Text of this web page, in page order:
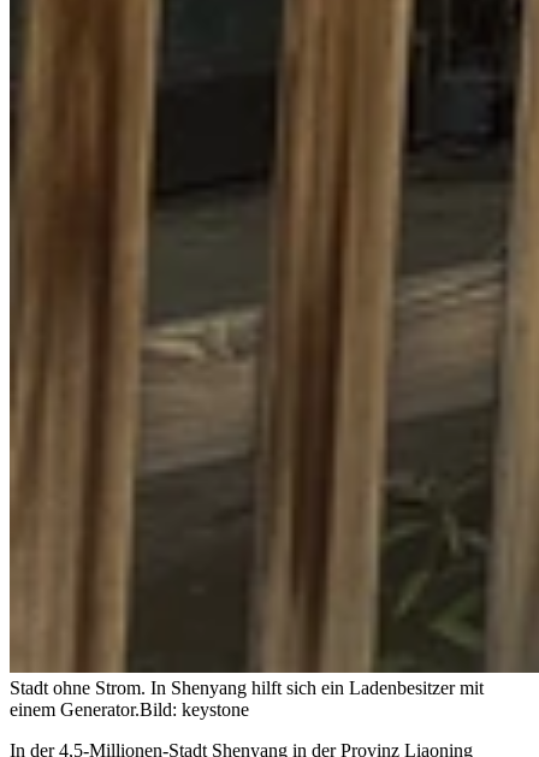
Stadt ohne Strom. In Shenyang hilft sich ein Ladenbesitzer mit
einem Generator.Bild: keystone
In der 4,5-Millionen-Stadt Shenyang in der Provinz Liaoning